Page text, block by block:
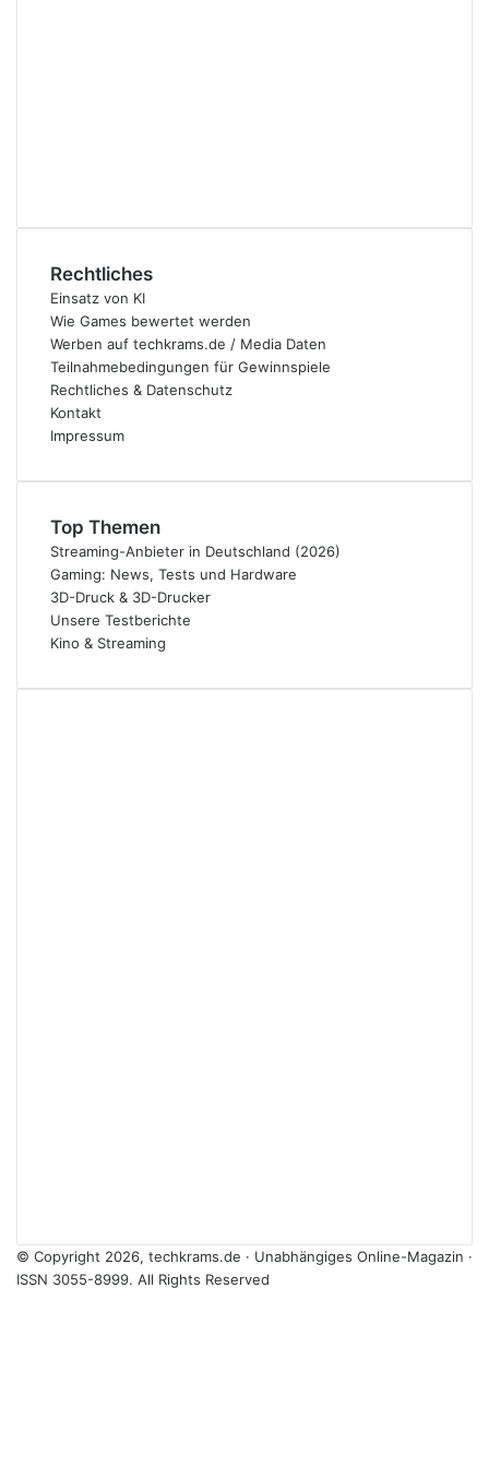
Rechtliches
Einsatz von KI
Wie Games bewertet werden
Werben auf techkrams.de / Media Daten
Teilnahmebedingungen für Gewinnspiele
Rechtliches & Datenschutz
Kontakt
Impressum
Top Themen
Streaming-Anbieter in Deutschland (2026)
Gaming: News, Tests und Hardware
3D-Druck & 3D-Drucker
Unsere Testberichte
Kino & Streaming
© Copyright 2026, techkrams.de · Unabhängiges Online-Magazin ·
ISSN 3055-8999. All Rights Reserved